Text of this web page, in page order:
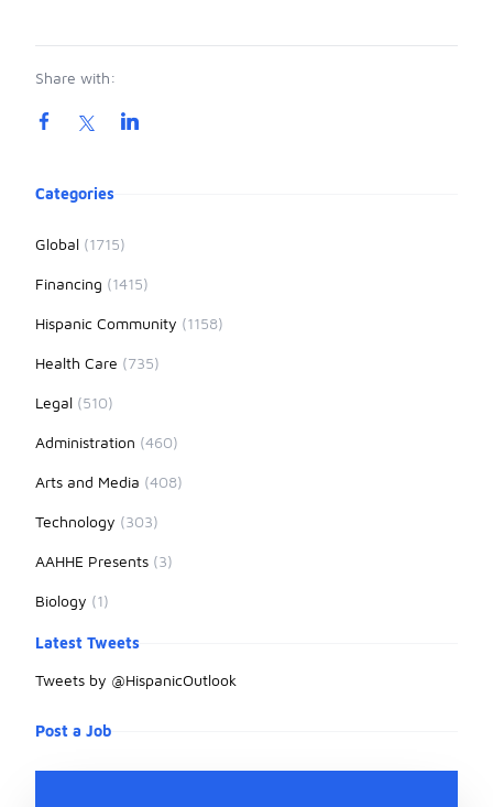
Share with:
Product information
Categories
Global (1715)
Financing (1415)
Hispanic Community (1158)
Health Care (735)
Legal (510)
Administration (460)
Arts and Media (408)
Technology (303)
AAHHE Presents (3)
Biology (1)
Latest Tweets
Tweets by @HispanicOutlook
Post a Job